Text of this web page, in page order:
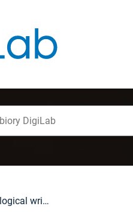
Polish libraries in European bibliological writings of the 18th century